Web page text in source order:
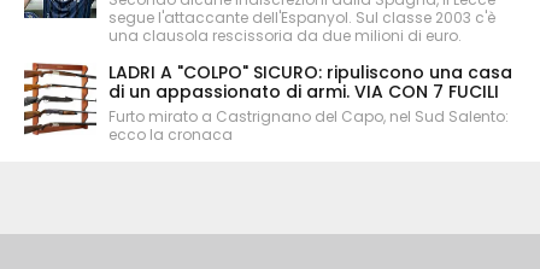
segue l'attaccante dell'Espanyol. Sul classe 2003 c'è
una clausola rescissoria da due milioni di euro.
LADRI A "COLPO" SICURO: ripuliscono una casa
di un appassionato di armi. VIA CON 7 FUCILI
Furto mirato a Castrignano del Capo, nel Sud Salento:
ecco la cronaca